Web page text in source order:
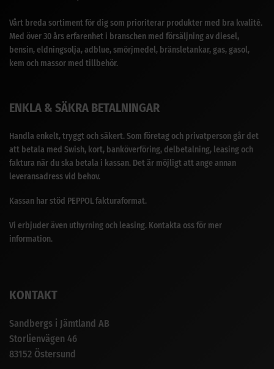
Vårt breda sortiment för dig som prioriterar produkter med bra kvalité.
Med över 30 års erfarenhet i branschen med försäljning av diesel,
bensin, eldningsolja, adblue, smörjmedel, bränsletankar, gas, gasol,
kem och massor med tillbehör.
ENKLA & SÄKRA BETALNINGAR
Handla enkelt, tryggt och säkert. Som företag och privatperson går det
att betala med Swish, kort, banköverföring, delbetalning, leasing och
faktura när du ska betala i kassan. Det är möjligt att ange annan
leveransadress vid behov.
Kassan har stöd PEPPOL fakturaformat.
Vi erbjuder även uthyrning och leasing. Kontakta oss för mer
information.
KONTAKT
Sandbergs i Jämtland AB
Storlienvägen 46
83152 Östersund